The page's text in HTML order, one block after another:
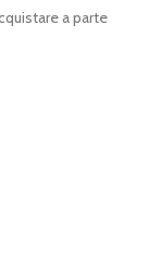
a parte